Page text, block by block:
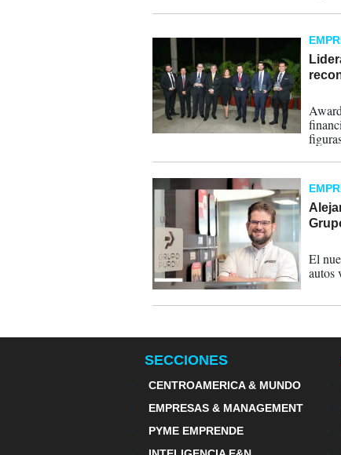
El
autos
SECCIONES
CENTROAMERICA & MUNDO
EMPRESAS & MANAGEMENT
PYME EMPRENDE